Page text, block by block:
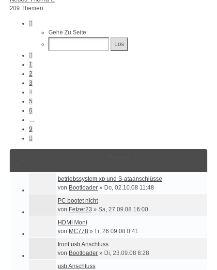
209 Themen
9
Gehe Zu Seite:
1
2
3
4
5
6
…
9
betriebssystem xp und S-ataanschlüsse
von Bootloader » Do, 02.10.08 11:48
PC bootet nicht
von Fetzer23 » Sa, 27.09.08 16:00
HDMI Moni
von MC778 » Fr, 26.09.08 0:41
front usb Anschluss
von Bootloader » Di, 23.09.08 8:28
usb Anschluss